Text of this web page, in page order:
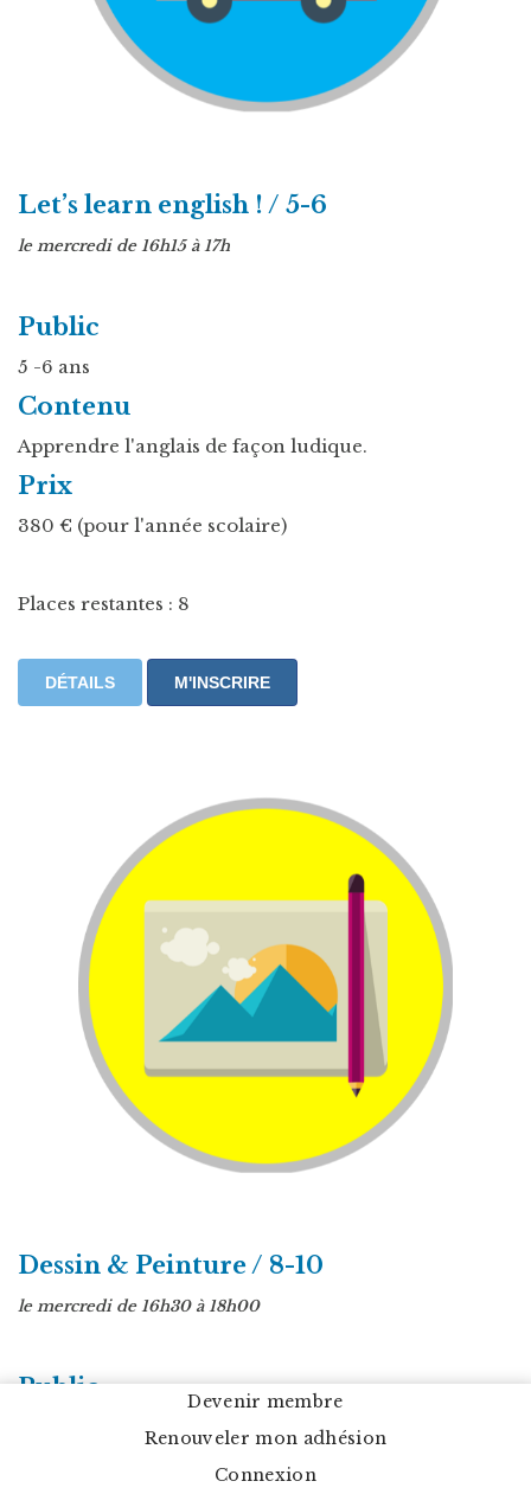
Devenir membre
Renouveler mon adhésion
Connexion
Let’s learn english ! / 5-6
le mercredi de 16h15 à 17h
Public
5 -6 ans
Contenu
Apprendre l'anglais de façon ludique.
Prix
380 € (pour l'année scolaire)
Places restantes : 8
DÉTAILS M'INSCRIRE
Dessin & Peinture / 8-10
le mercredi de 16h30 à 18h00
Public